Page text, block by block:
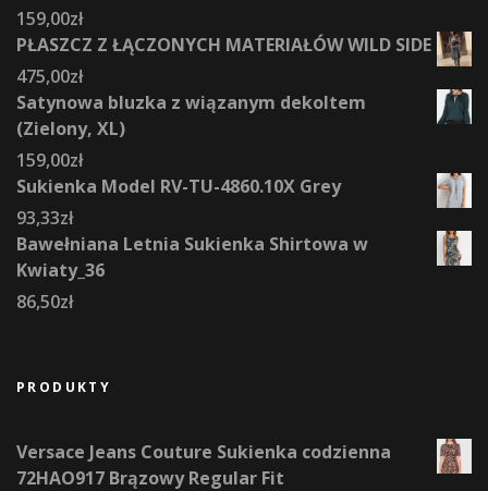
159,00zł
PŁASZCZ Z ŁĄCZONYCH MATERIAŁÓW WILD SIDE
475,00zł
Satynowa bluzka z wiązanym dekoltem
(Zielony, XL)
159,00zł
Sukienka Model RV-TU-4860.10X Grey
93,33zł
Bawełniana Letnia Sukienka Shirtowa w
Kwiaty_36
86,50zł
PRODUKTY
Versace Jeans Couture Sukienka codzienna
72HAO917 Brązowy Regular Fit